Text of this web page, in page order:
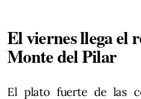
El viernes llega el
Monte del Pilar
El plato fuerte de las